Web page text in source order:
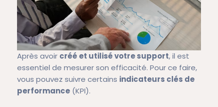
Après avoir créé et utilisé votre support, il est
essentiel de mesurer son efficacité. Pour ce faire,
vous pouvez suivre certains indicateurs clés de
performance (KPI).